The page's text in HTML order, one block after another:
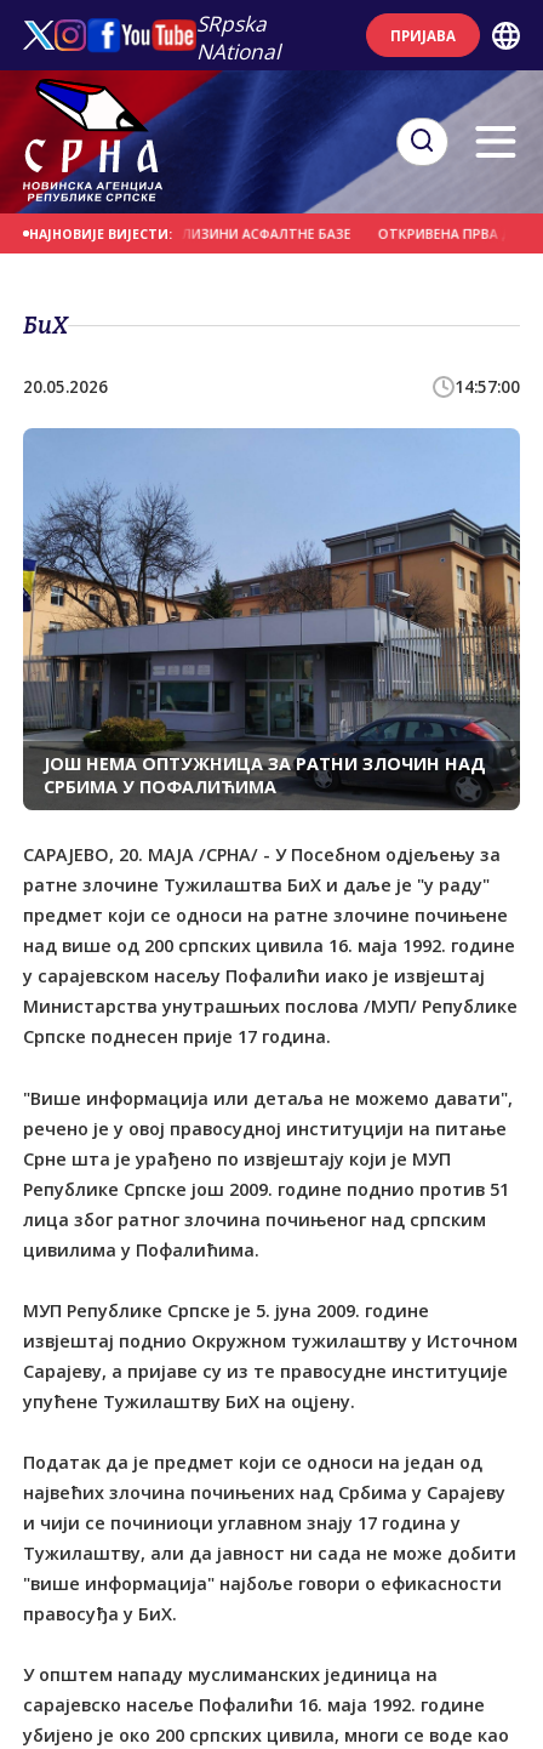
SRpska
NAtional
ПРИЈАВА
НАЈНОВИЈЕ ВИЈЕСТИ:
ПОЖАР У БЛИЗИНИ АСФАЛТНЕ БАЗЕ ОТКРИВЕНА ПРВА ДВА
БиХ
20.05.2026 14:57:00
ЈОШ НЕМА ОПТУЖНИЦА ЗА РАТНИ ЗЛОЧИН НАД
СРБИМА У ПОФАЛИЋИМА
САРАЈЕВО, 20. МАЈА /СРНА/ - У Посебном одјељењу за
ратне злочине Тужилаштва БиХ и даље је "у раду"
предмет који се односи на ратне злочине почињене
над више од 200 српских цивила 16. маја 1992. године
у сарајевском насељу Пофалићи иако је извјештај
Министарства унутрашњих послова /МУП/ Републике
Српске поднесен прије 17 година.
"Више информација или детаља не можемо давати",
речено је у овој правосудној институцији на питање
Срне шта је урађено по извјештају који је МУП
Републике Српске још 2009. године поднио против 51
лица због ратног злочина почињеног над српским
цивилима у Пофалићима.
МУП Републике Српске је 5. јуна 2009. године
извјештај поднио Окружном тужилаштву у Источном
Сарајеву, а пријаве су из те правосудне институције
упућене Тужилаштву БиХ на оцјену.
Податак да је предмет који се односи на један од
највећих злочина почињених над Србима у Сарајеву
и чији се починиоци углавном знају 17 година у
Тужилаштву, али да јавност ни сада не може добити
"више информација" најбоље говори о ефикасности
правосуђа у БиХ.
У општем нападу муслиманских јединица на
сарајевско насеље Пофалићи 16. маја 1992. године
убијено је око 200 српских цивила, многи се воде као